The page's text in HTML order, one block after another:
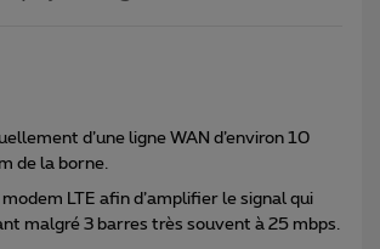
d’une ligne WAN d’environ 10
de la borne.
modem LTE afin d’amplifier le signal qui
malgré 3 barres très souvent à 25 mbps.